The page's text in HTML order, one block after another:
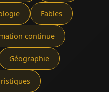
Fables
continue
Géographie